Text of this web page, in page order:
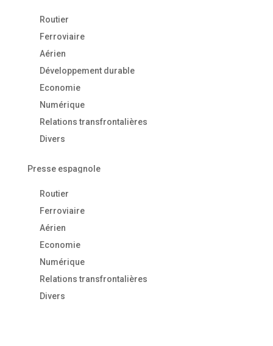
Routier
Ferroviaire
Aérien
Développement durable
Economie
Numérique
Relations transfrontalières
Divers
Presse espagnole
Routier
Ferroviaire
Aérien
Economie
Numérique
Relations transfrontalières
Divers